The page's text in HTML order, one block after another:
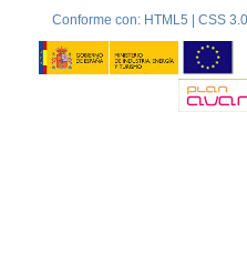
Conforme con: HTML5 | CSS